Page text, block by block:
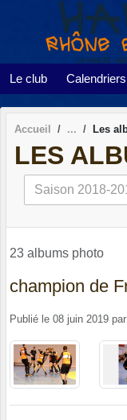
Le club
Accueil Les
LES
23 albums photo
champion de
Publié le 08 juin 2019 par
Panneau de gestion